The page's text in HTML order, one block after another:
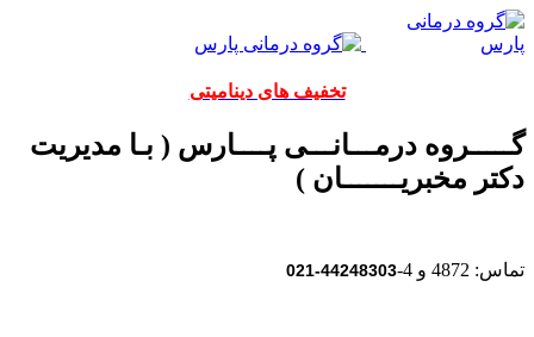
تخفیف های دینامیتی
گـــــروه درمـــانـــی پــــارس ( بـا مدیریت
دکتر مخبریـــــــان )
تماس: 4872 و 4- 44248303-021